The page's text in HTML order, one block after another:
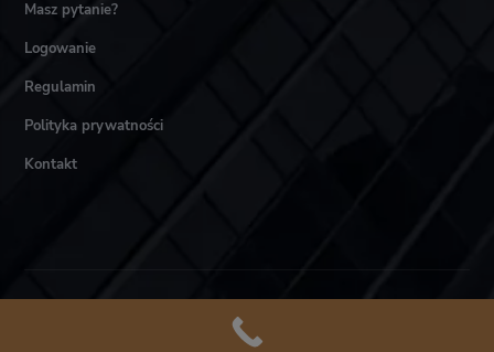
Masz pytanie?
Logowanie
Regulamin
Polityka prywatności
Kontakt
Akademia LTCA © Wszystkie prawa zastrzeżone.